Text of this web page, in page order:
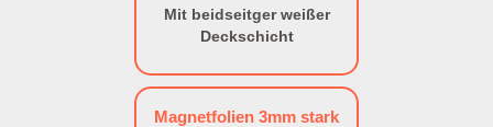
Mit beidseitger weißer
Deckschicht
Magnetfolien 3mm stark